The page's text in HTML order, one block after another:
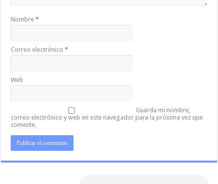
Nombre*
Correo electrónico*
Web
Guarda mi nombre,
correo electrónico y web en este navegador para la próxima vez que
comente.